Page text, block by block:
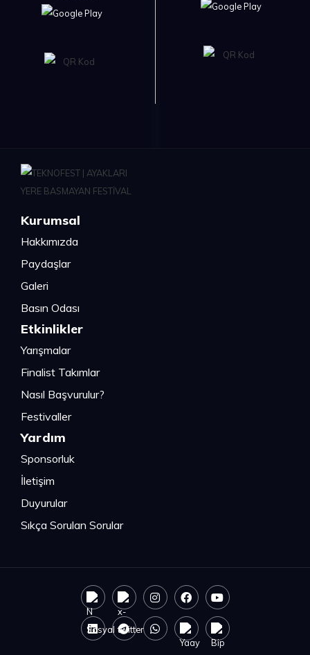
Kurumsal
Hakkımızda
Paydaşlar
Galeri
Basın Odası
Etkinlikler
Yarışmalar
Finalist Takımlar
Nasıl Başvurulur?
Festivaller
Yardım
Sponsorluk
İletişim
Duyurular
Sıkça Sorulan Sorular